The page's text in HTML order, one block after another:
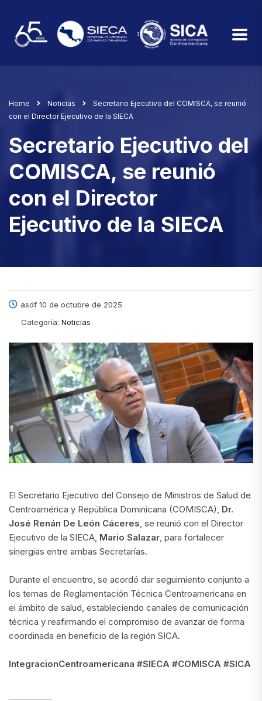
Home Noticias
Secretario Ejecutivo del COMISCA, se reunió
con el Director Ejecutivo de la SIECA
Secretario Ejecutivo del
COMISCA, se reunió
con el Director
Ejecutivo de la SIECA
asdf 10 de octubre de 2025
Categoría: Noticias
El Secretario Ejecutivo del Consejo de Ministros de Salud de
Centroamérica y República Dominicana (COMISCA), Dr.
José Renán De León Cáceres , se reunió con el Director
Ejecutivo de la SIECA, Mario Salazar , para fortalecer
sinergias entre ambas Secretarías.
Durante el encuentro, se acordó dar seguimiento conjunto a
los temas de Reglamentación Técnica Centroamericana en
el ámbito de salud, estableciendo canales de comunicación
técnica y reafirmando el compromiso de avanzar de forma
coordinada en beneficio de la región SICA.
IntegracionCentroamericana #SIECA #COMISCA #SICA